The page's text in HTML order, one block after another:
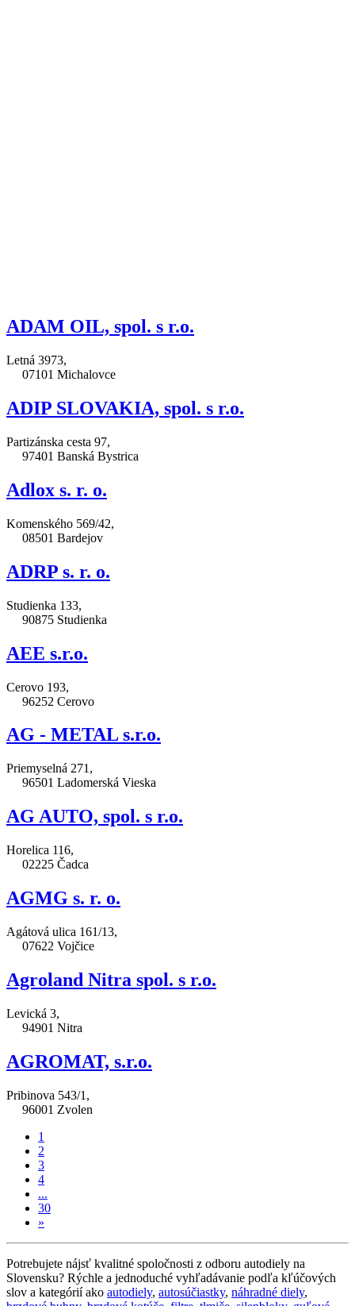
ADAM OIL, spol. s r.o.
Letná 3973,
07101 Michalovce
ADIP SLOVAKIA, spol. s r.o.
Partizánska cesta 97,
97401 Banská Bystrica
Adlox s. r. o.
Komenského 569/42,
08501 Bardejov
ADRP s. r. o.
Studienka 133,
90875 Studienka
AEE s.r.o.
Cerovo 193,
96252 Cerovo
AG - METAL s.r.o.
Priemyselná 271,
96501 Ladomerská Vieska
AG AUTO, spol. s r.o.
Horelica 116,
02225 Čadca
AGMG s. r. o.
Agátová ulica 161/13,
07622 Vojčice
Agroland Nitra spol. s r.o.
Levická 3,
94901 Nitra
AGROMAT, s.r.o.
Pribinova 543/1,
96001 Zvolen
1
2
3
4
...
30
»
Potrebujete nájsť kvalitné spoločnosti z odboru autodiely na
Slovensku? Rýchle a jednoduché vyhľadávanie podľa kľúčových
slov a kategórií ako autodiely, autosúčiastky, náhradné diely,